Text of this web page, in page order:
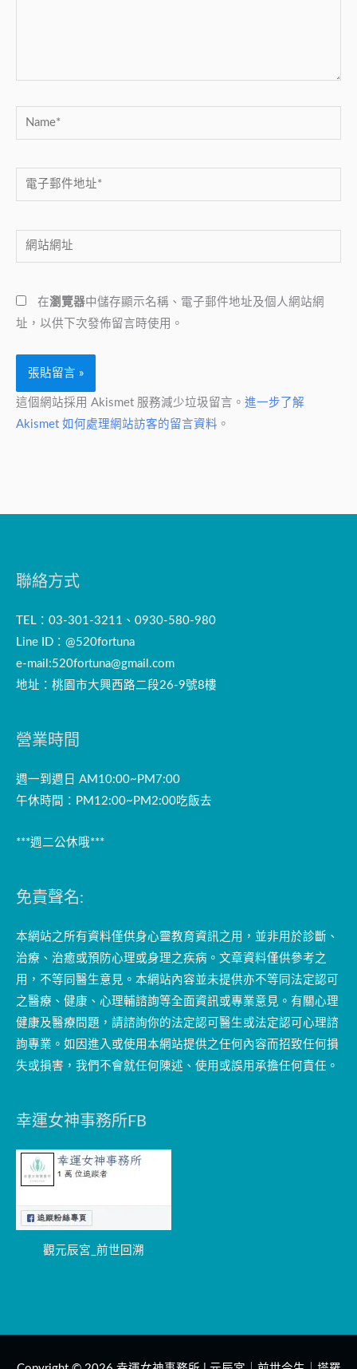
Name*
電
子
件
地
*
網
站
址
在瀏覽器中儲存顯示名稱、電子郵件地址及個人網站網
址，以供下次發佈留言時使用。
這個網站採用 Akismet 服務減少垃圾留言。 進一步了解
Akismet 如何處理網站訪客的留言資料 。
聯絡方式
TEL：03-301-3211、0930-580-980
Line ID：@520fortuna
e-mail:520fortuna@gmail.com
地址：桃園市大興西路二段26-9號8樓
營業時間
週一到週日 AM10:00~PM7:00
午休時間：PM12:00~PM2:00吃飯去
***週二公休哦***
免責聲名:
本網站之所有資料僅供身心靈教育資訊之用，並非用於診斷、
治療、治癒或預防心理或身理之疾病。文章資料僅供參考之
用，不等同醫生意見。本網站內容並未提供亦不等同法定認可
之醫療、健康、心理輔諮詢等全面資訊或專業意見。有關心理
健康及醫療問題，請諮詢你的法定認可醫生或法定認可心理諮
詢專業。如因進入或使用本網站提供之任何內容而招致任何損
失或損害，我們不會就任何陳述、使用或誤用承擔任何責任。
幸運女神事務所FB
觀元辰宮_前世回溯